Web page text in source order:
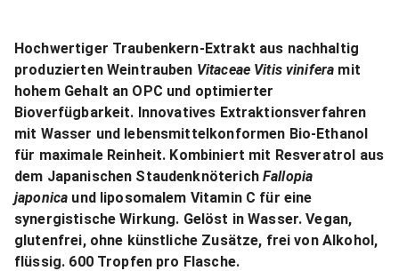
Hochwertiger Traubenkern-Extrakt aus nachhaltig
produzierten Weintrauben Vitaceae Vitis vinifera mit
hohem Gehalt an OPC und optimierter
Bioverfügbarkeit. Innovatives Extraktionsverfahren
mit Wasser und lebensmittelkonformen Bio-Ethanol
für maximale Reinheit. Kombiniert mit Resveratrol aus
dem Japanischen Staudenknöterich Fallopia
japonica und liposomalem Vitamin C für eine
synergistische Wirkung. Gelöst in Wasser. Vegan,
glutenfrei, ohne künstliche Zusätze, frei von Alkohol,
flüssig. 600 Tropfen pro Flasche.